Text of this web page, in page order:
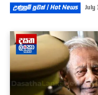
උණුසුම් පුවත් | Hot News July